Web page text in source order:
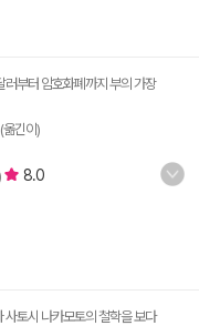
러부터 암호화폐까지 부의 가장
긴이)
8.0
사토시 나카모토의 철학을 보다